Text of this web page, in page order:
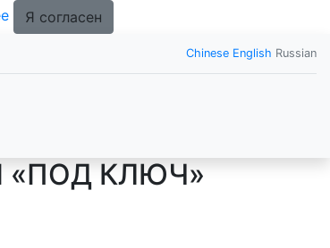
Я согласен
Chinese English Russian
«ПОД КЛЮЧ»